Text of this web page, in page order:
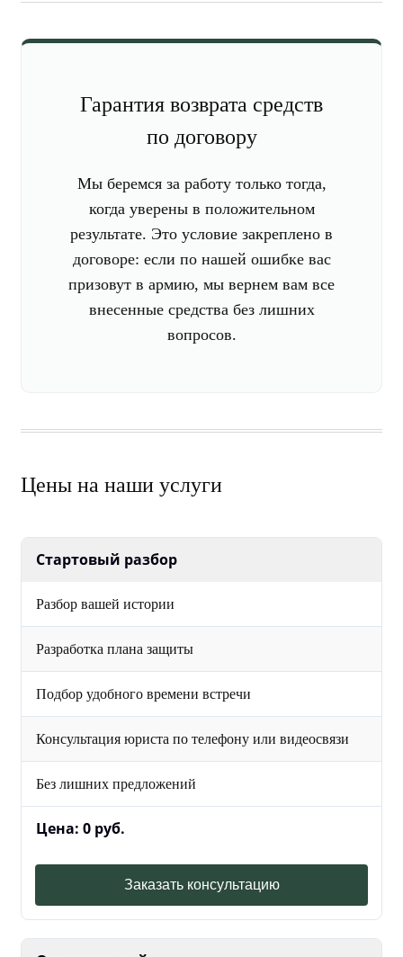
Гарантия возврата средств
по договору
Мы беремся за работу только тогда,
когда уверены в положительном
результате. Это условие закреплено в
договоре: если по нашей ошибке вас
призовут в армию, мы вернем вам все
внесенные средства без лишних
вопросов.
Цены на наши услуги
Стартовый разбор
Разбор вашей истории
Разработка плана защиты
Подбор удобного времени встречи
Консультация юриста по телефону или видеосвязи
Без лишних предложений
Цена: 0 руб.
Заказать консультацию